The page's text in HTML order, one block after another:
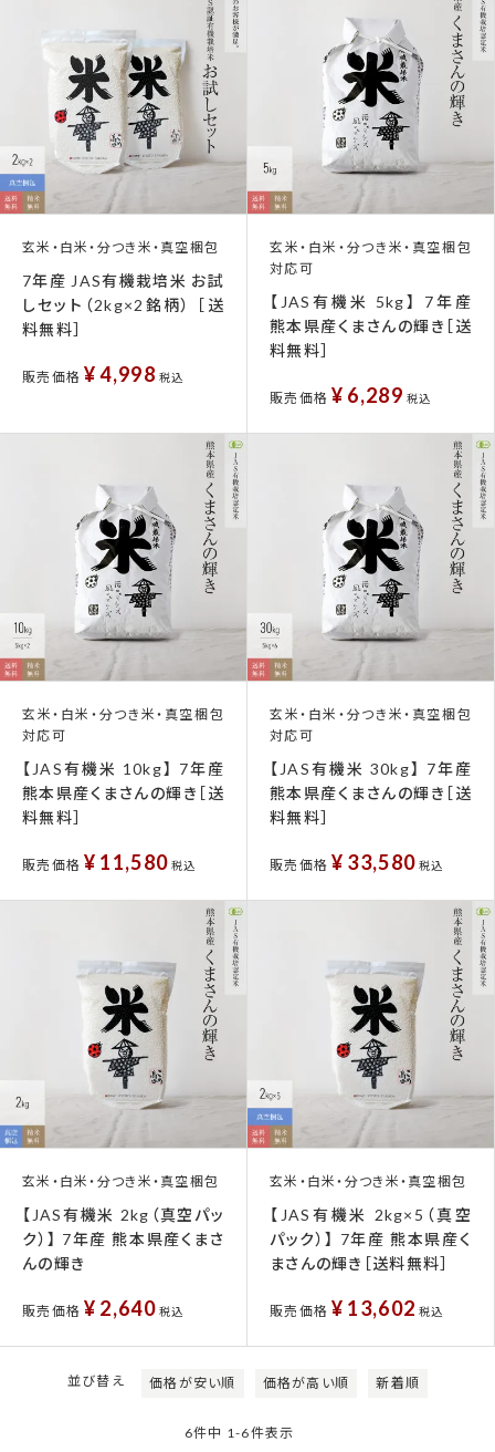
玄米・白米・分つき米・真空梱包
7年産 JAS有機栽培米 お試
しセット（2kg×2銘柄） ［送
料無料］
販売価格 ¥ 4,998 税込
玄米・白米・分つき米・真空梱包
対応可
【JAS有機米 5kg】 7年産
熊本県産くまさんの輝き［送
料無料］
販売価格 ¥ 6,289 税込
玄米・白米・分つき米・真空梱包
対応可
【JAS有機米 10kg】 7年産
熊本県産くまさんの輝き［送
料無料］
販売価格 ¥ 11,580 税込
玄米・白米・分つき米・真空梱包
対応可
【JAS有機米 30kg】 7年産
熊本県産くまさんの輝き［送
料無料］
販売価格 ¥ 33,580 税込
玄米・白米・分つき米・真空梱包
【JAS有機米 2kg（真空パッ
ク）】 7年産 熊本県産くまさ
んの輝き
販売価格 ¥ 2,640 税込
玄米・白米・分つき米・真空梱包
【JAS有機米 2kg×5（真空
パック）】 7年産 熊本県産く
まさんの輝き［送料無料］
販売価格 ¥ 13,602 税込
並び替え 価格が安い順 価格が高い順 新着順
6件中 1-6件表示